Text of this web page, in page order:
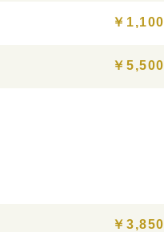
￥1,100
￥5,500
￥3,850